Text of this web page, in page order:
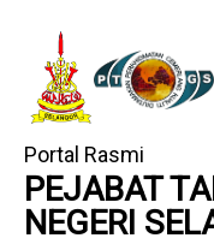
Portal Rasmi
PEJABAT
NEGERI